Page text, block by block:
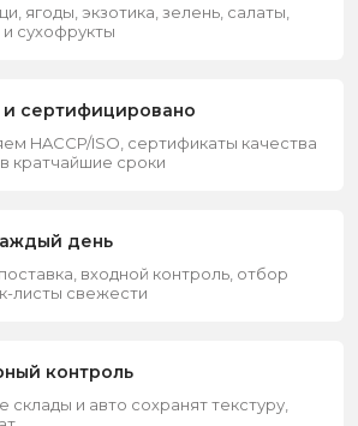
ягоды, экзотика, зелень, салаты,
сухофрукты
сертифицировано
HACCP/ISO, сертификаты качества
кратчайшие сроки
день
входной контроль, отбор
листы свежести
контроль
и авто сохранят текстуру,